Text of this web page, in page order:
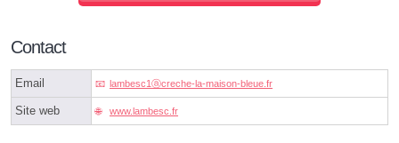
Contact
Email lambesc1ⓐcreche-la-maison-bleue.fr
Site web www.lambesc.fr